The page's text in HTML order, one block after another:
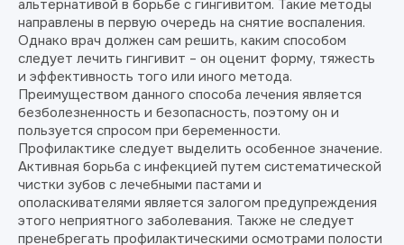
альтернативой в борьбе с гингивитом. Такие методы
направлены в первую очередь на снятие воспаления.
Однако врач должен сам решить, каким способом
следует лечить гингивит – он оценит форму, тяжесть
и эффективность того или иного метода.
Преимуществом данного способа лечения является
безболезненность и безопасность, поэтому он и
пользуется спросом при беременности.
Профилактике следует выделить особенное значение.
Активная борьба с инфекцией путем систематической
чистки зубов с лечебными пастами и
ополаскивателями является залогом предупреждения
этого неприятного заболевания. Также не следует
пренебрегать профилактическими осмотрами полости